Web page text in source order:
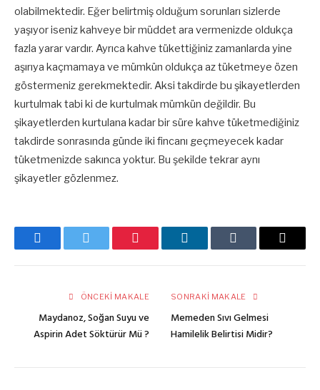
olabilmektedir. Eğer belirtmiş olduğum sorunları sizlerde
yaşıyor iseniz kahveye bir müddet ara vermenizde oldukça
fazla yarar vardır. Ayrıca kahve tükettiğiniz zamanlarda yine
aşırıya kaçmamaya ve mümkün oldukça az tüketmeye özen
göstermeniz gerekmektedir. Aksi takdirde bu şikayetlerden
kurtulmak tabi ki de kurtulmak mümkün değildir. Bu
şikayetlerden kurtulana kadar bir süre kahve tüketmediğiniz
takdirde sonrasında günde iki fincanı geçmeyecek kadar
tüketmenizde sakınca yoktur. Bu şekilde tekrar aynı
şikayetler gözlenmez.
FacebookTwitter Pinterest LinkedInTumblr
E-
ÖNCEKI MAKALE
Maydanoz, Soğan Suyu ve
Aspirin Adet Söktürür Mü ?
SONRAKI MAKALE
Memeden Sıvı Gelmesi
Hamilelik Belirtisi Midir?